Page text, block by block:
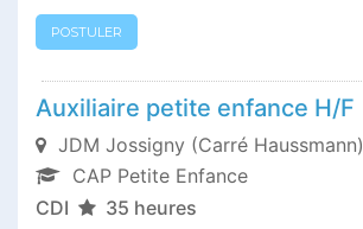
POSTULER
Auxiliaire petite enfance H/F
JDM Jossigny (Carré Haussmann)
CAP Petite Enfance
CDI
35 heures